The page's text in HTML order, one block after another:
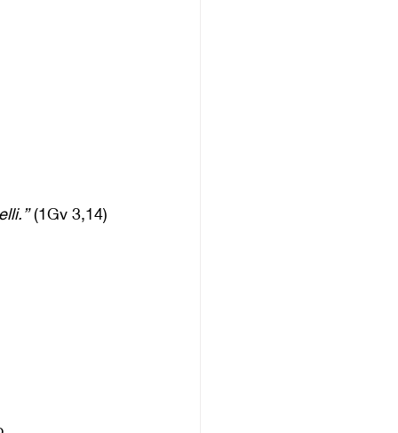
(1Gv 3,14)